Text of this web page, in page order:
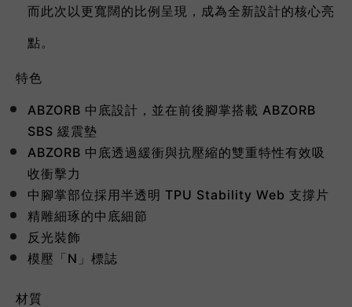
而此次以更寬闊的比例呈現，成為全新設計的核心亮
點。
特色
ABZORB 中底設計，並在前後腳掌搭載 ABZORB
SBS 緩震墊
ABZORB 中底透過緩衝與抗壓縮的雙重特性有效吸
收衝擊力
中腳掌部位採用半透明 TPU Stability Web 支撐片
精雕細琢的中底細節
反光裝飾
模壓「N」標誌
材質